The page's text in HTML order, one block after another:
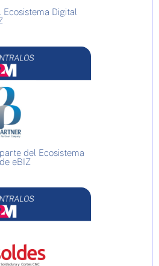
Digital
del Ecosistema
eBIZ